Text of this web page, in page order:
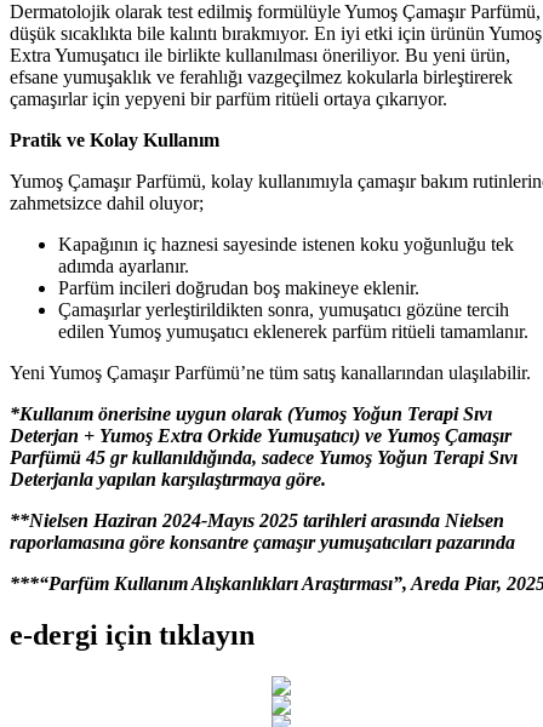
Dermatolojik olarak test edilmiş formülüyle Yumoş Çamaşır Parfümü,
düşük sıcaklıkta bile kalıntı bırakmıyor. En iyi etki için ürünün Yumoş
Extra Yumuşatıcı ile birlikte kullanılması öneriliyor. Bu yeni ürün,
efsane yumuşaklık ve ferahlığı vazgeçilmez kokularla birleştirerek
çamaşırlar için yepyeni bir parfüm ritüeli ortaya çıkarıyor.
Pratik ve Kolay Kullanım
Yumoş Çamaşır Parfümü, kolay kullanımıyla çamaşır bakım
zahmetsizce dahil oluyor;
Kapağının iç haznesi sayesinde istenen koku yoğunluğu tek
adımda ayarlanır.
Parfüm incileri doğrudan boş makineye eklenir.
Çamaşırlar yerleştirildikten sonra, yumuşatıcı gözüne tercih
edilen Yumoş yumuşatıcı eklenerek parfüm ritüeli tamamlanır.
Yeni Yumoş Çamaşır Parfümü’ne tüm satış kanallarından ulaşılabilir.
*Kullanım önerisine uygun olarak (Yumoş Yoğun Terapi Sıvı
Deterjan + Yumoş Extra Orkide Yumuşatıcı) ve Yumoş Çamaşır
Parfümü 45 gr kullanıldığında, sadece Yumoş Yoğun Terapi Sıvı
Deterjanla yapılan karşılaştırmaya göre.
**Nielsen Haziran 2024-Mayıs 2025 tarihleri arasında Nielsen
raporlamasına göre konsantre çamaşır yumuşatıcıları pazarında
***“Parfüm Kullanım Alışkanlıkları Araştırması”, Areda Piar,
e-dergi için tıklayın